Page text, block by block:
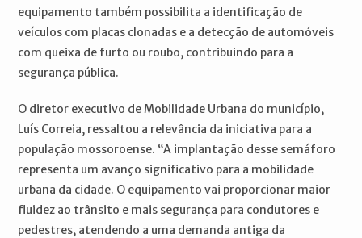
equipamento também possibilita a identificação de
veículos com placas clonadas e a detecção de automóveis
com queixa de furto ou roubo, contribuindo para a
segurança pública.
O diretor executivo de Mobilidade Urbana do município,
Luís Correia, ressaltou a relevância da iniciativa para a
população mossoroense. “A implantação desse semáforo
representa um avanço significativo para a mobilidade
urbana da cidade. O equipamento vai proporcionar maior
fluidez ao trânsito e mais segurança para condutores e
pedestres, atendendo a uma demanda antiga da